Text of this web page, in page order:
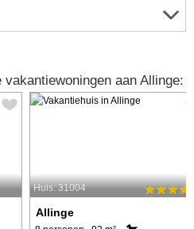
aan Allinge:
Huis: 31004
Allinge